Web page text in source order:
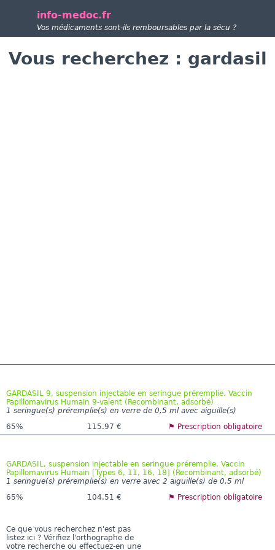
info-medoc.fr
Vos médicaments sont-ils remboursables par la sécu ?
Vous recherchez : gardasil
GARDASIL 9, suspension injectable en seringue préremplie. Vaccin
Papillomavirus Humain 9-valent (Recombinant, adsorbé)
1 seringue(s) préremplie(s) en verre de 0,5 ml avec aiguille(s)
65%
115.97 € ⚑ Prescription obligatoire
GARDASIL, suspension injectable en seringue préremplie. Vaccin
Papillomavirus Humain [Types 6, 11, 16, 18] (Recombinant, adsorbé)
1 seringue(s) préremplie(s) en verre avec 2 aiguille(s) de 0,5 ml
65%
104.51 € ⚑ Prescription obligatoire
Ce que vous recherchez n'est pas
listez ici ? Vérifiez l'orthographe de
votre recherche ou effectuez-en une